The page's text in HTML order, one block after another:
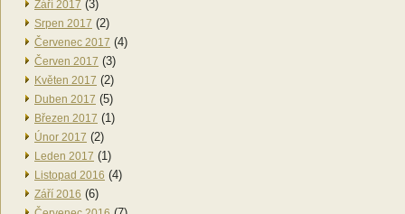
Září 2017 (3)
Srpen 2017 (2)
Červenec 2017 (4)
Červen 2017 (3)
Květen 2017 (2)
Duben 2017 (5)
Březen 2017 (1)
Únor 2017 (2)
Leden 2017 (1)
Listopad 2016 (4)
Září 2016 (6)